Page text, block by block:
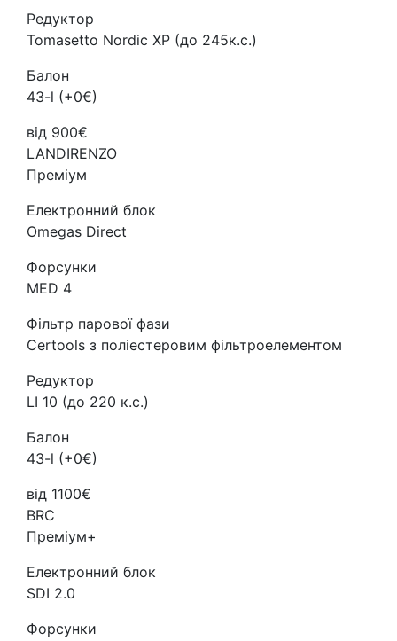
Редуктор
Tomasetto Nordic XP (до 245к.с.)
Балон
43-l (+0€)
від 900€
LANDIRENZO
Преміум
Електронний блок
Omegas Direct
Форсунки
MED 4
Фільтр парової фази
Certools з поліестеровим фільтроелементом
Редуктор
LI 10 (до 220 к.с.)
Балон
43-l (+0€)
від 1100€
BRC
Преміум+
Електронний блок
SDI 2.0
Форсунки